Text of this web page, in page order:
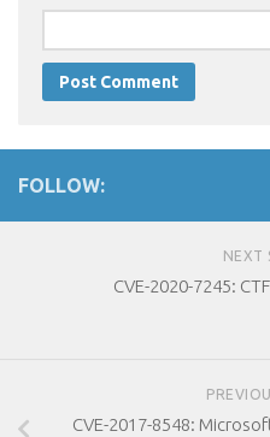
FOLLOW:
NEXT
CVE-2020-7245:
CVE-2017-8548: